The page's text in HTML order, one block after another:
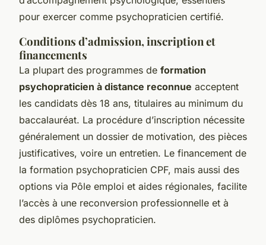
pour exercer comme psychopraticien certifié.
Conditions d’admission, inscription et
financements
La plupart des programmes de formation
psychopraticien à distance reconnue acceptent
les candidats dès 18 ans, titulaires au minimum du
baccalauréat. La procédure d’inscription nécessite
généralement un dossier de motivation, des pièces
justificatives, voire un entretien. Le financement de
la formation psychopraticien CPF, mais aussi des
options via Pôle emploi et aides régionales, facilite
l’accès à une reconversion professionnelle et à
des diplômes psychopraticien.